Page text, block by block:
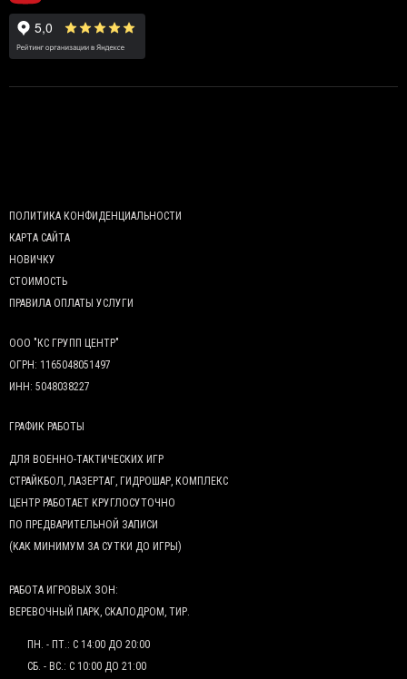
ПОЛИТИКА КОНФИДЕНЦИАЛЬНОСТИ
КАРТА САЙТА
НОВИЧКУ
СТОИМОСТЬ
ПРАВИЛА ОПЛАТЫ УСЛУГИ
ООО "КС ГРУПП ЦЕНТР"
ОГРН: 1165048051497
ИНН: 5048038227
ГРАФИК РАБОТЫ
ДЛЯ ВОЕННО-ТАКТИЧЕСКИХ ИГР
СТРАЙКБОЛ, ЛАЗЕРТАГ, ГИДРОШАР, КОМПЛЕКС
ЦЕНТР РАБОТАЕТ КРУГЛОСУТОЧНО
ПО ПРЕДВАРИТЕЛЬНОЙ ЗАПИСИ
(КАК МИНИМУМ ЗА СУТКИ ДО ИГРЫ)
РАБОТА ИГРОВЫХ ЗОН:
ВЕРЕВОЧНЫЙ ПАРК, СКАЛОДРОМ, ТИР.
ПН. - ПТ.: С 14:00 ДО 20:00
СБ. - ВС.: С 10:00 ДО 21:00